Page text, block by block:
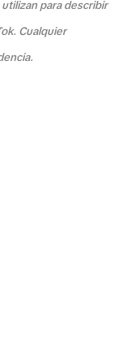
para describir
Cualquier